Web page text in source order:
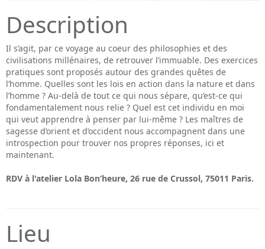
Description
Il s’agit, par ce voyage au coeur des philosophies et des
civilisations millénaires, de retrouver l’immuable. Des exercices
pratiques sont proposés autour des grandes quêtes de
l’homme. Quelles sont les lois en action dans la nature et dans
l’homme ? Au-delà de tout ce qui nous sépare, qu’est-ce qui
fondamentalement nous relie ? Quel est cet individu en moi
qui veut apprendre à penser par lui-même ? Les maîtres de
sagesse d’orient et d’occident nous accompagnent dans une
introspection pour trouver nos propres réponses, ici et
maintenant.
RDV à l'atelier Lola Bon’heure, 26 rue de Crussol, 75011 Paris.
Lieu